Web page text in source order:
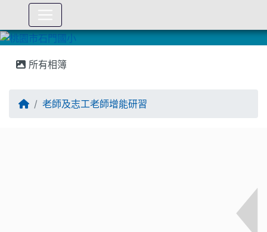
所有相簿
老師及志工老師增能研習